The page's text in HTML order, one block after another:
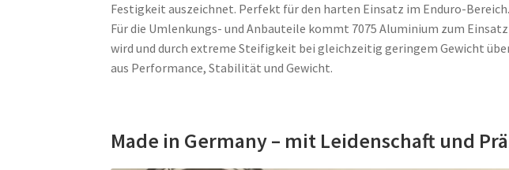
Festigkeit auszeichnet. Perfekt für den harten Einsatz im Enduro-Bereich.
Für die Umlenkungs- und Anbauteile kommt 7075 Aluminium zum
wird und durch extreme Steifigkeit bei gleichzeitig geringem Gewicht
aus Performance, Stabilität und Gewicht.
Made in Germany – mit Leidenschaft und